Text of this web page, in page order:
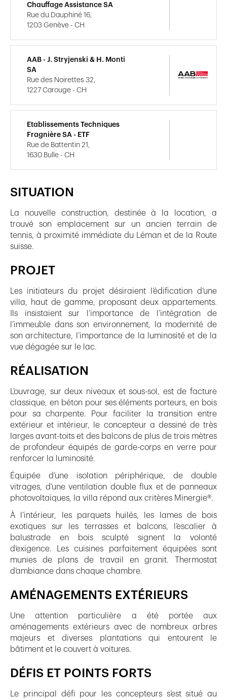
SITUATION
La nouvelle construction, destinée à la location, a
trouvé son emplacement sur un ancien terrain de
tennis, à proximité immédiate du Léman et de la Route
suisse.
PROJET
Les initiateurs du projet désiraient l’édification d’une
villa, haut de gamme, proposant deux appartements.
Ils insistaient sur l’importance de l’intégration de
l’immeuble dans son environnement, la modernité de
son architecture, l’importance de la luminosité et de la
vue dégagée sur le lac.
RÉALISATION
L’ouvrage, sur deux niveaux et sous-sol, est de facture
classique, en béton pour ses éléments porteurs, en bois
pour sa charpente. Pour faciliter la transition entre
extérieur et intérieur, le concepteur a dessiné de très
larges avant-toits et des balcons de plus de trois mètres
de profondeur équipés de garde-corps en verre pour
renforcer la luminosité.
Équipée d’une isolation périphérique, de double
vitrages, d’une ventilation double flux et de panneaux
photovoltaïques, la villa répond aux critères Minergie®.
À l’intérieur, les parquets huilés, les lames de bois
exotiques sur les terrasses et balcons, l’escalier à
balustrade en bois sculpté signent la volonté
d’exigence. Les cuisines parfaitement équipées sont
munies de plans de travail en granit. Thermostat
d’ambiance dans chaque chambre.
AMÉNAGEMENTS EXTÉRIEURS
Une attention particulière a été portée aux
aménagements extérieurs avec de nombreux arbres
majeurs et diverses plantations qui entourent le
bâtiment et le couvert à voitures.
DÉFIS ET POINTS FORTS
Le principal défi pour les concepteurs s’est situé au
Chauffage Assistance SA
Rue du Dauphiné 16,
1203 Genève - CH
AAB - J. Stryjenski & H. Monti
SA
Rue des Noirettes 32,
1227 Carouge - CH
Etablissements Techniques
Fragnière SA - ETF
Rue de Battentin 21,
1630 Bulle - CH